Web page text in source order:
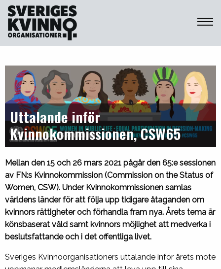
Sveriges Kvinnoorganisationer
Uttalande inför
Kvinnokommissionen, CSW65
Mellan den 15 och 26 mars 2021 pågår den 65:e sessionen
av FN:s Kvinnokommission (Commission on the Status of
Women, CSW). Under Kvinnokommissionen samlas
världens länder för att följa upp tidigare åtaganden om
kvinnors rättigheter och förhandla fram nya. Årets tema är
könsbaserat våld samt kvinnors möjlighet att medverka i
beslutsfattande och i det offentliga livet.
Sveriges Kvinnoorganisationers uttalande inför årets möte